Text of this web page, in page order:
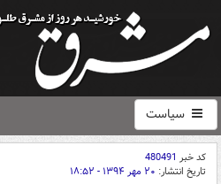
سیاست
کد خبر 480491
تاریخ انتشار: ۲۰ مهر ۱۳۹۴ - ۱۸:۵۲